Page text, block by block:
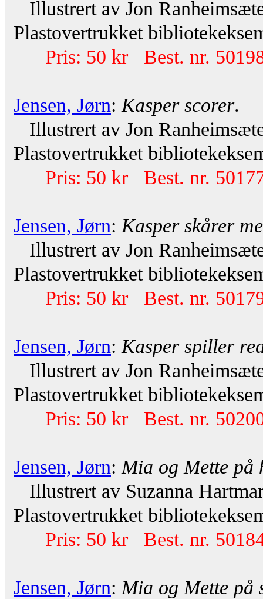
Illustrert av Jon
Plastovertrukket
Pris: 50 kr Best. nr.
Jensen, Jørn: Kasper scorer.
Illustrert av Jon
Plastovertrukket
Pris: 50 kr Best. nr.
Jensen, Jørn: Kasper skårer
Illustrert av Jon
Plastovertrukket
Pris: 50 kr Best. nr.
Jensen, Jørn: Kasper spiller
Illustrert av Jon
Plastovertrukket
Pris: 50 kr Best. nr.
Jensen, Jørn: Mia og Mette på
Illustrert av Suzanna
Plastovertrukket
Pris: 50 kr Best. nr.
Jensen, Jørn: Mia og Mette på